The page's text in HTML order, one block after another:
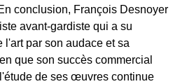
conclusion, François Desnoyer
avant-gardiste qui a su
l'art par son audace et sa
que son succès commercial
de ses œuvres continue